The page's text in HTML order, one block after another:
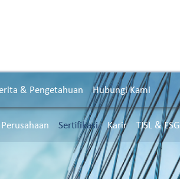
& Pengetahuan Hubungi Kami
Sertifikasi Karir TJSL & ESG